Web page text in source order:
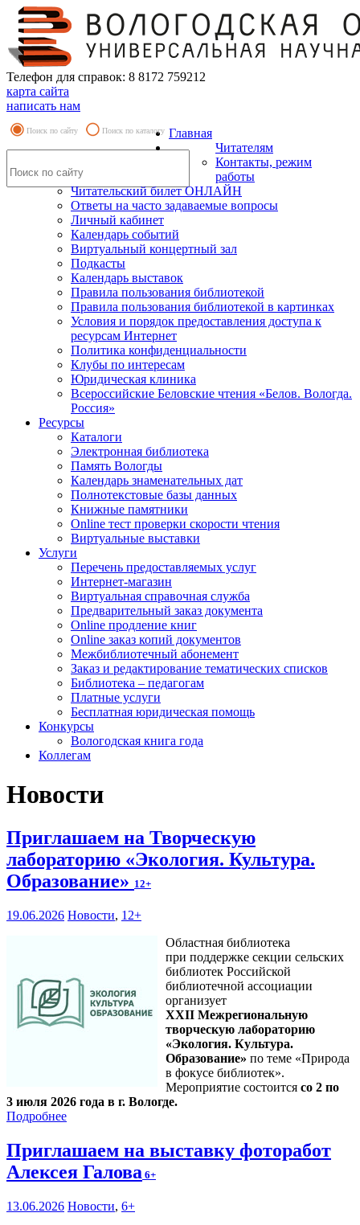
Телефон для справок: 8 8172 759212
карта сайта
написать нам
Поиск по сайту Поиск по каталогу Главная
Читателям
Контакты, режим
работы
Читательский билет ОНЛАЙН
Ответы на часто задаваемые вопросы
Личный кабинет
Календарь событий
Виртуальный концертный зал
Подкасты
Календарь выставок
Правила пользования библиотекой
Правила пользования библиотекой в картинках
Условия и порядок предоставления доступа к
ресурсам Интернет
Политика конфиденциальности
Клубы по интересам
Юридическая клиника
Всероссийские Беловские чтения «Белов. Вологда.
Россия»
Ресурсы
Каталоги
Электронная библиотека
Память Вологды
Календарь знаменательных дат
Полнотекстовые базы данных
Книжные памятники
Online тест проверки скорости чтения
Виртуальные выставки
Услуги
Перечень предоставляемых услуг
Интернет-магазин
Виртуальная справочная служба
Предварительный заказ документа
Online продление книг
Online заказ копий документов
Межбиблиотечный абонемент
Заказ и редактирование тематических списков
Библиотека – педагогам
Платные услуги
Бесплатная юридическая помощь
Конкурсы
Вологодская книга года
Коллегам
Новости
Приглашаем на Творческую
лабораторию «Экология. Культура.
Образование» 12+
19.06.2026 Новости, 12+
Областная библиотека
при поддержке секции сельских
библиотек Российской
библиотечной ассоциации
организует
XXII Межрегиональную
творческую лабораторию
«Экология. Культура.
Образование» по теме «Природа
в фокусе библиотек».
Мероприятие состоится со 2 по
3 июля 2026 года в г. Вологде.
Подробнее
Приглашаем на выставку фоторабот
Алексея Галова 6+
13.06.2026 Новости, 6+